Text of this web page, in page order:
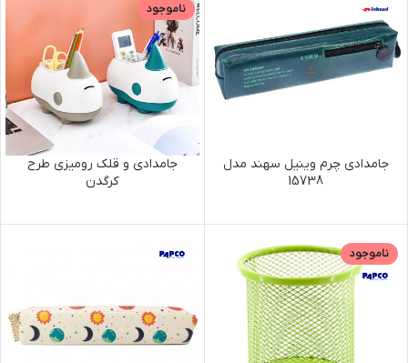
جامدادي چرم وينيل سهند مدل
15738
ناموجود
جامدادی و قلک رومیزی طرح
کرگدن
ناموجود